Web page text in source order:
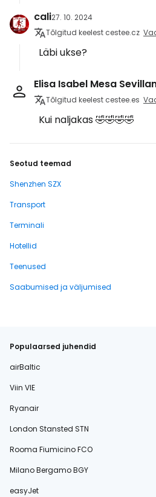
cali27. 10. 2024
Tõlgitud keelest cestee.cz
Läbi ukse?
Elisa Isabel Mesa
Tõlgitud keelest cestee.es
Kui naljakas 🤣🤣🤣🤣
Seotud teemad
Shenzhen SZX
Transport
Terminali
Hotellid
Teenused
Saabumised ja väljumised
Populaarsed juhendid
airBaltic
Viin VIE
Ryanair
London Stansted STN
Rooma Fiumicino FCO
Milano Bergamo BGY
easyJet